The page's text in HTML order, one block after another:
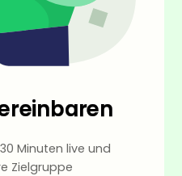
Minuten live und
Zielgruppe